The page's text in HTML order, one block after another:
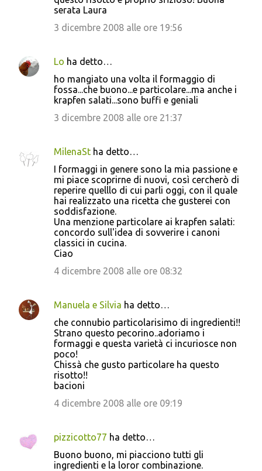
t
serata Laura
3 dicembre 2008 alle ore 19:56
Lo ha detto…
ho mangiato una volta il formaggio di
fossa...che buono...e particolare...ma anche i
krapfen salati...sono buffi e geniali
3 dicembre 2008 alle ore 21:37
MilenaSt ha detto…
I formaggi in genere sono la mia passione e
mi piace scoprirne di nuovi, così cercherò di
reperire quelllo di cui parli oggi, con il quale
hai realizzato una ricetta che gusterei con
soddisfazione.
Una menzione particolare ai krapfen salati:
concordo sull'idea di sovverire i canoni
classici in cucina.
Ciao
4 dicembre 2008 alle ore 08:32
Manuela e Silvia ha detto…
che connubio particolarisimo di ingredienti!!
Strano questo pecorino..adoriamo i
formaggi e questa varietà ci incuriosce non
poco!
Chissà che gusto particolare ha questo
risotto!!
bacioni
4 dicembre 2008 alle ore 09:19
pizzicotto77 ha detto…
Buono buono, mi piacciono tutti gli
ingredienti e la loror combinazione.